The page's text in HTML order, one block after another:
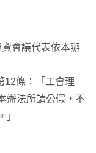
會議代表依本辦
12條：「工會理
辦法所請公假，不
」